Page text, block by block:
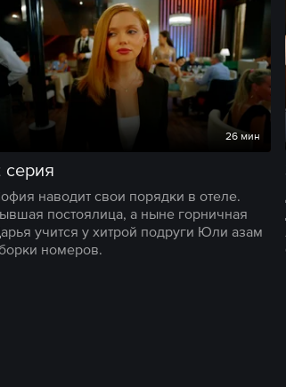
26 мин
серия
наводит свои порядки в отеле.
постоялица, а ныне горничная
учится у хитрой подруги Юли азам
номеров.